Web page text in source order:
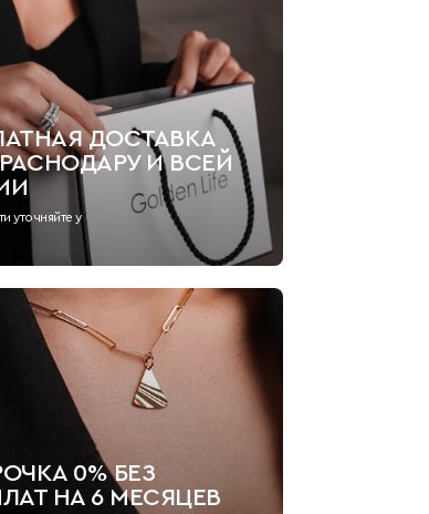
ДОСТАВКА
И ВСЕЙ
уточняйте у
0% БЕЗ
НА 6 МЕСЯЦЕВ